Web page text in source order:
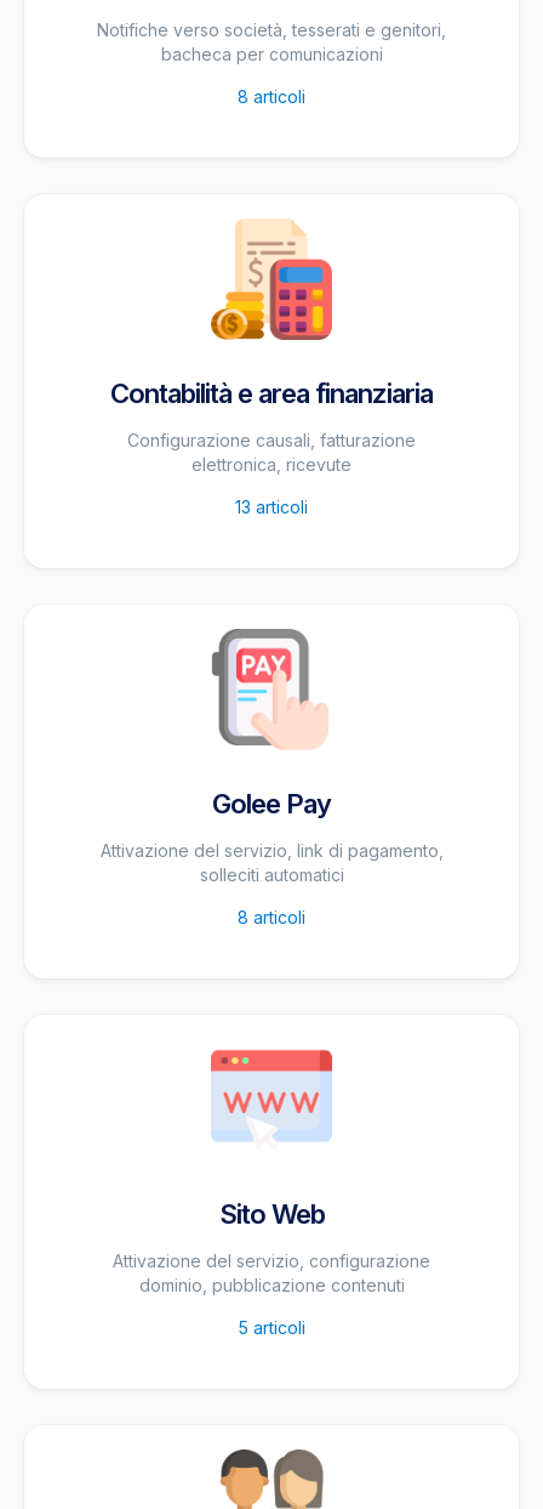
Notifiche verso società, tesserati e genitori,
bacheca per comunicazioni
8 articoli
Contabilità e area finanziaria
Configurazione causali, fatturazione
elettronica, ricevute
13 articoli
Golee Pay
Attivazione del servizio, link di pagamento,
solleciti automatici
8 articoli
Sito Web
Attivazione del servizio, configurazione
dominio, pubblicazione contenuti
5 articoli